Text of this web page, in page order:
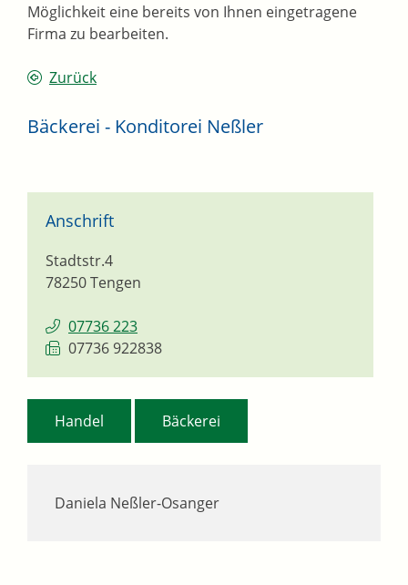
Möglichkeit eine bereits von Ihnen eingetragene
Firma zu bearbeiten.
Zurück
Bäckerei - Konditorei Neßler
Anschrift
Stadtstr.4
78250Tengen
07736 223
07736 922838
Daniela Neßler-Osanger
Handel Bäckerei